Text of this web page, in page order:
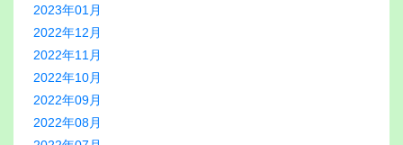
2023年01月
2022年12月
2022年11月
2022年10月
2022年09月
2022年08月